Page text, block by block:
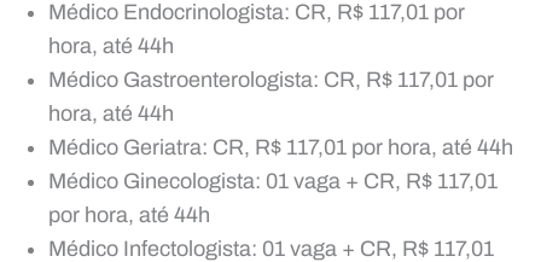
Médico Endocrinologista: CR, R$ 117,01 por
hora, até 44h
Médico Gastroenterologista: CR, R$ 117,01 por
hora, até 44h
Médico Geriatra: CR, R$ 117,01 por hora, até 44h
Médico Ginecologista: 01 vaga + CR, R$ 117,01
por hora, até 44h
Médico Infectologista: 01 vaga + CR, R$ 117,01